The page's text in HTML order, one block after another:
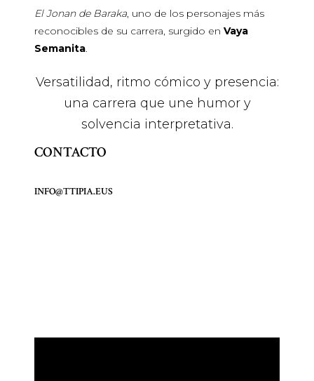
El Jonan de Baraka, uno de los personajes más
reconocibles de su carrera, surgido en Vaya
Semanita.
Versatilidad, ritmo cómico y presencia:
una carrera que une humor y
solvencia interpretativa.
CONTACTO
INFO@TTIPIA.EUS